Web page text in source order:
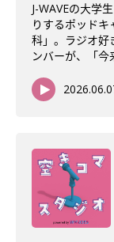
J-WAVEの大学
りするポッドキ
科」。ラジオ好
ンバーが、「今